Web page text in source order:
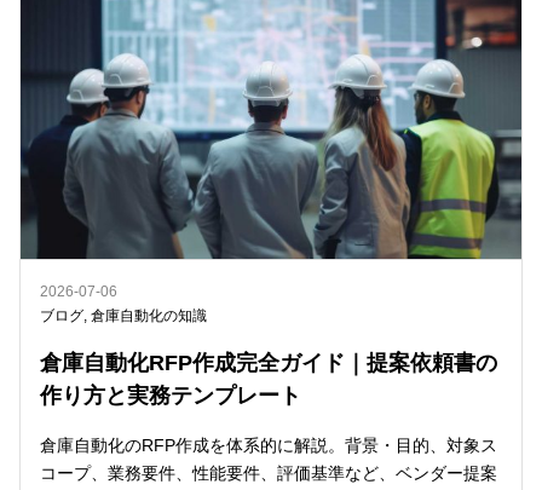
2026-07-06
ブログ, 倉庫自動化の知識
倉庫自動化RFP作成完全ガイド｜提案依頼書の
作り方と実務テンプレート
倉庫自動化のRFP作成を体系的に解説。背景・目的、対象ス
コープ、業務要件、性能要件、評価基準など、ベンダー提案